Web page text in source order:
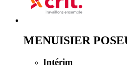
MENUISIER
Intérim